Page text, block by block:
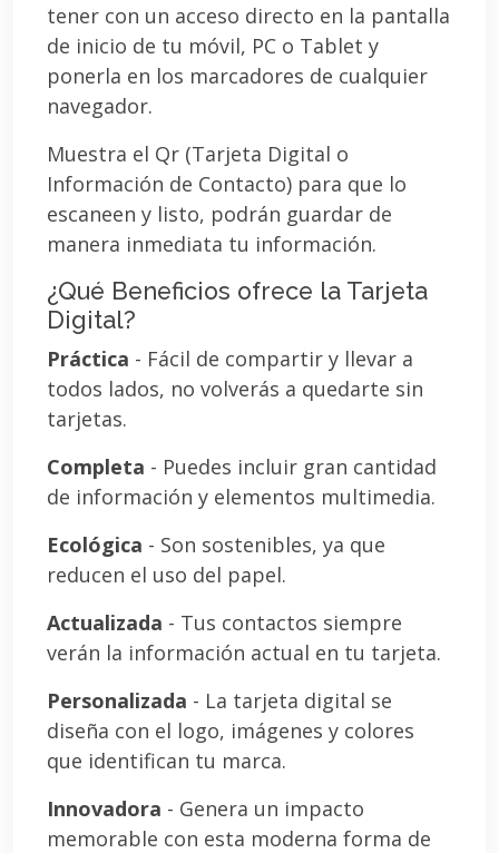
tener con un acceso directo en la pantalla
de inicio de tu móvil, PC o Tablet y
ponerla en los marcadores de cualquier
navegador.
Muestra el Qr (Tarjeta Digital o
Información de Contacto) para que lo
escaneen y listo, podrán guardar de
manera inmediata tu información.
¿Qué Beneficios ofrece la Tarjeta
Digital?
Práctica - Fácil de compartir y llevar a
todos lados, no volverás a quedarte sin
tarjetas.
Completa - Puedes incluir gran cantidad
de información y elementos multimedia.
Ecológica - Son sostenibles, ya que
reducen el uso del papel.
Actualizada - Tus contactos siempre
verán la información actual en tu tarjeta.
Personalizada - La tarjeta digital se
diseña con el logo, imágenes y colores
que identifican tu marca.
Innovadora - Genera un impacto
memorable con esta moderna forma de